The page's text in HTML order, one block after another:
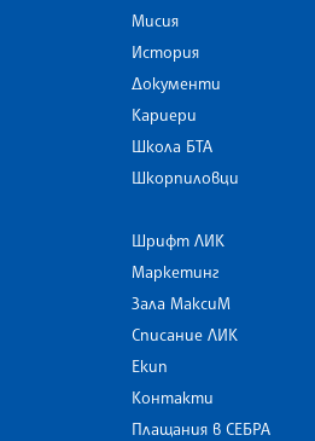
Мисия
История
Документи
Кариери
Школа БТА
Шкорпиловци
Шрифт ЛИК
Маркетинг
Зала МаксиМ
Списание ЛИК
Екип
Контакти
Плащания в СЕБРА